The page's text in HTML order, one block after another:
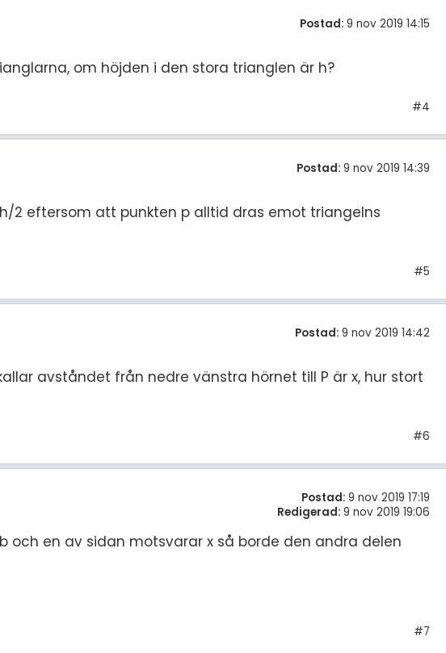
Postad: 9 nov 2019 14:15
om höjden i den stora trianglen är h?
#4
Postad: 9 nov 2019 14:39
2 eftersom att punkten p alltid dras emot triangelns
#5
Postad: 9 nov 2019 14:42
avståndet från nedre vänstra hörnet till P är x, hur stort
#6
Postad: 9 nov 2019 17:19
Redigerad: 9 nov 2019 19:06
en av sidan motsvarar x så borde den andra delen
#7